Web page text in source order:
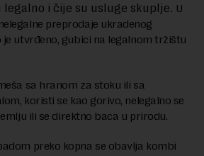
i čije su usluge skuplje. U
preprodaje ukradenog
je utvrđeno, gubici na legalnom tržištu
sa hranom za stoku ili sa
koristi se kao gorivo, nelegalno se
ili se direktno baca u prirodu.
preko kopna se obavlja kombi